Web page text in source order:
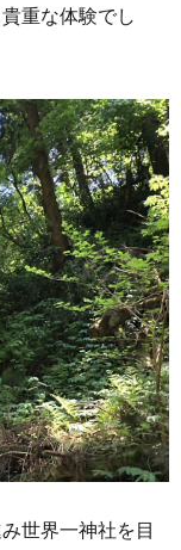
重な体験でし
世界一神社を目